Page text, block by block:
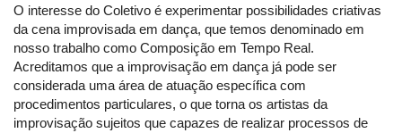
O interesse do Coletivo é experimentar possibilidades criativas
da cena improvisada em dança, que temos denominado em
nosso trabalho como Composição em Tempo Real.
Acreditamos que a improvisação em dança já pode ser
considerada uma área de atuação específica com
procedimentos particulares, o que torna os artistas da
improvisação sujeitos que capazes de realizar processos de